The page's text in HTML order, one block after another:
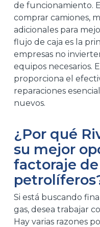
de funcionamiento.
comprar camiones,
adicionales para
flujo de caja es la
empresas no
equipos necesarios.
proporciona el
reparaciones
nuevos.
¿Por qué
su mejor
factoraje
Si está buscando
gas, desea trabajar
Hay varias razones